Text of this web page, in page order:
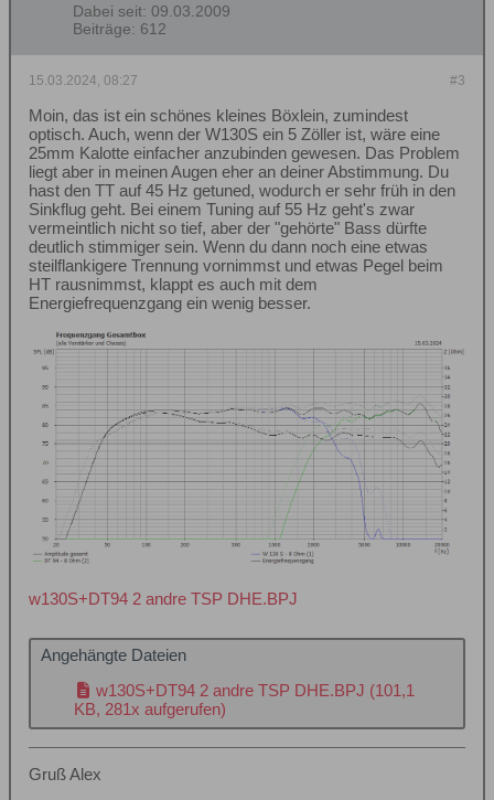
Dabei seit: 09.03.2009
Beiträge: 612
#3
15.03.2024, 08:27
Moin, das ist ein schönes kleines Böxlein, zumindest
optisch. Auch, wenn der W130S ein 5 Zöller ist, wäre eine
25mm Kalotte einfacher anzubinden gewesen. Das Problem
liegt aber in meinen Augen eher an deiner Abstimmung. Du
hast den TT auf 45 Hz getuned, wodurch er sehr früh in den
Sinkflug geht. Bei einem Tuning auf 55 Hz geht's zwar
vermeintlich nicht so tief, aber der "gehörte" Bass dürfte
deutlich stimmiger sein. Wenn du dann noch eine etwas
steilflankigere Trennung vornimmst und etwas Pegel beim
HT rausnimmst, klappt es auch mit dem
Energiefrequenzgang ein wenig besser.
w130S+DT94 2 andre TSP DHE.BPJ
Angehängte Dateien
w130S+DT94 2 andre TSP DHE.BPJ (101,1
KB, 281x aufgerufen)
Gruß Alex